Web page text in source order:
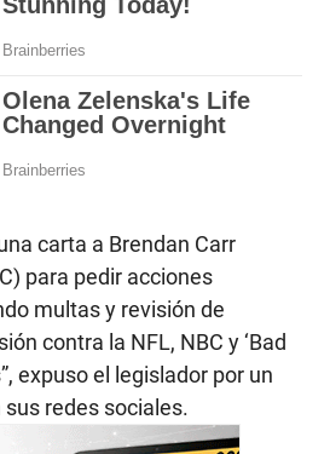
carta a Brendan Carr
para pedir acciones
multas y revisión de
contra la NFL, NBC y ‘Bad
expuso el legislador por un
redes sociales.